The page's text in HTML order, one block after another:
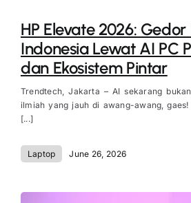
HP Elevate 2026: Gedor
Indonesia Lewat AI PC
dan Ekosistem Pintar
Trendtech, Jakarta – AI sekarang
ilmiah yang jauh di awang-awang,
[...]
Laptop June 26, 2026